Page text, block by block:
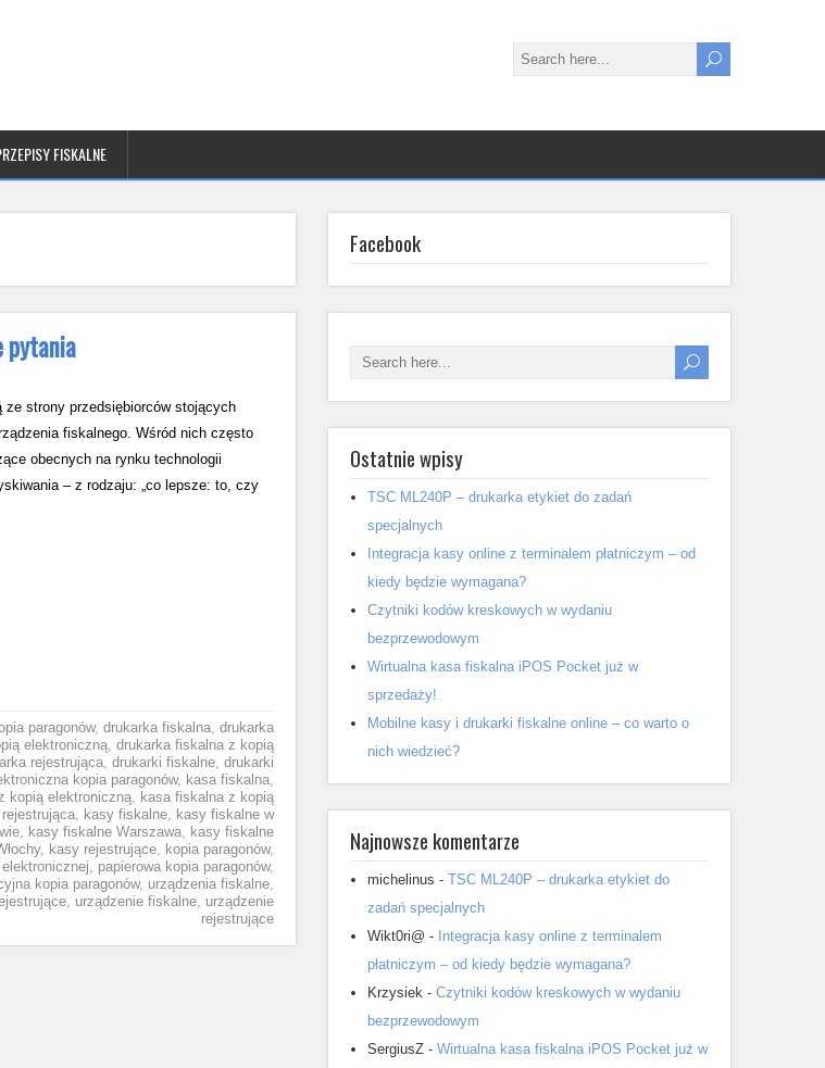
FISKALNE
pytania
strony przedsiębiorców stojących
fiskalnego. Wśród nich często
obecnych na rynku technologii
– z rodzaju: „co lepsze: to, czy
paragonów, drukarka fiskalna, drukarka
elektroniczną, drukarka fiskalna z kopią
rejestrująca, drukarki fiskalne, drukarki
kopia paragonów, kasa fiskalna,
kopią elektroniczną,
kasa fiskalna z kopią
, kasy fiskalne,
kasy fiskalne w
, kasy fiskalne Warszawa,
kasy fiskalne
, kasy rejestrujące, kopia paragonów,
elektronicznej
papierowa kopia paragonów,
kopia paragonów, urządzenia fiskalne,
, urządzenie fiskalne, urządzenie
rejestrujące
Facebook
Ostatnie wpisy
TSC ML240P – drukarka etykiet do zadań
specjalnych
Integracja kasy online z terminalem płatniczym – od
kiedy będzie wymagana?
Czytniki kodów kreskowych w wydaniu
bezprzewodowym
Wirtualna kasa fiskalna iPOS Pocket już w
sprzedaży!
Mobilne kasy i drukarki fiskalne online – co warto o
nich wiedzieć?
Najnowsze komentarze
michelinus - TSC ML240P – drukarka etykiet do
zadań specjalnych
Wikt0ri@ - Integracja kasy online z terminalem
płatniczym – od kiedy będzie wymagana?
Krzysiek - Czytniki kodów kreskowych w wydaniu
bezprzewodowym
SergiusZ - Wirtualna kasa fiskalna iPOS Pocket już w